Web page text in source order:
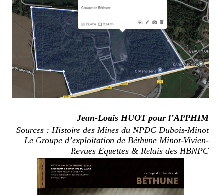
Jean-Louis HUOT pour l’APPHIM
Sources : Histoire des Mines du NPDC Dubois-Minot
– Le Groupe d’exploitation de Béthune Minot-Vivien-
Revues Equettes & Relais des HBNPC